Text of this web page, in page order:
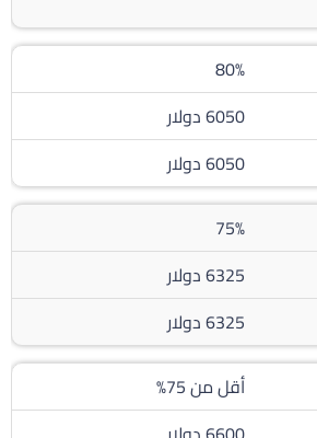
80%
6050 دولار
6050 دولار
75%
6325 دولار
6325 دولار
أقل من 75%